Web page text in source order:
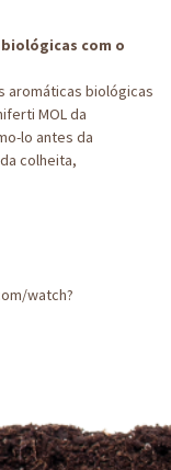
com o
aromáticas biológicas
MOL da
lo antes da
colheita,
watch?